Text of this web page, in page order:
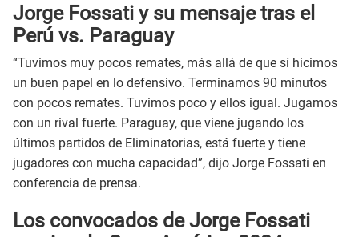
Jorge Fossati y su mensaje tras el
Perú vs. Paraguay
“Tuvimos muy pocos remates, más allá de que sí hicimos
un buen papel en lo defensivo. Terminamos 90 minutos
con pocos remates. Tuvimos poco y ellos igual. Jugamos
con un rival fuerte. Paraguay, que viene jugando los
últimos partidos de Eliminatorias, está fuerte y tiene
jugadores con mucha capacidad”, dijo Jorge Fossati en
conferencia de prensa.
Los convocados de Jorge Fossati